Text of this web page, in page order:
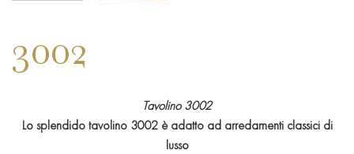
3002
Tavolino 3002
Lo splendido tavolino 3002 è adatto ad arredamenti classici di
lusso